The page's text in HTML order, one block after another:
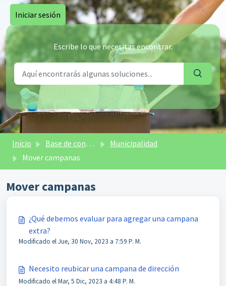
Saltar al contenido principal
Iniciar sesión
Escribe lo que necesitas encontrar.
Inicio Base de conocimientos
Municipalidad
Mover campanas
Mover campanas
¿Qué debemos evaluar para agregar una campana
extra?
Modificado el Jue, 30 Nov, 2023 a 7:59 P. M.
Necesito reubicar una campana de dirección
Modificado el Mar, 5 Dic, 2023 a 4:48 P. M.